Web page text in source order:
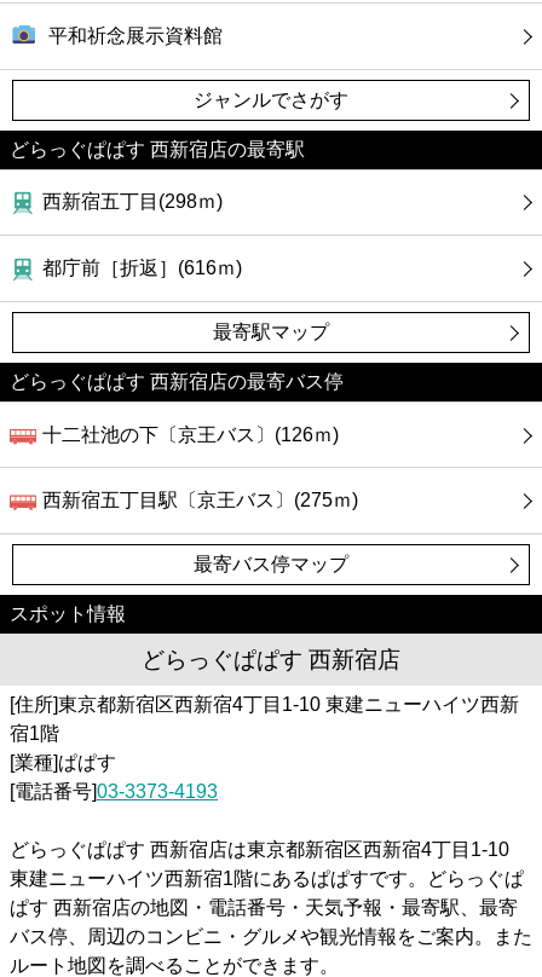
平和祈念展示資料館
ジャンルでさがす
どらっぐぱぱす 西新宿店の最寄駅
西新宿五丁目(298ｍ)
都庁前［折返］(616ｍ)
最寄駅マップ
どらっぐぱぱす 西新宿店の最寄バス停
十二社池の下〔京王バス〕(126ｍ)
西新宿五丁目駅〔京王バス〕(275ｍ)
最寄バス停マップ
スポット情報
どらっぐぱぱす 西新宿店
[住所]東京都新宿区西新宿4丁目1-10 東建ニューハイツ西新
宿1階
[業種]ぱぱす
[電話番号]03-3373-4193
どらっぐぱぱす 西新宿店は東京都新宿区西新宿4丁目1-10
東建ニューハイツ西新宿1階にあるぱぱすです。どらっぐぱ
ぱす 西新宿店の地図・電話番号・天気予報・最寄駅、最寄
バス停、周辺のコンビニ・グルメや観光情報をご案内。また
ルート地図を調べることができます。